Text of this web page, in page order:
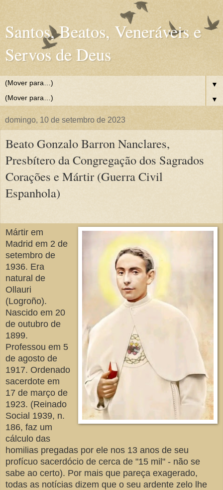
Santos, Beatos, Veneráveis e
Servos de Deus
▼
▼
domingo, 10 de setembro de 2023
Beato Gonzalo Barron Nanclares,
Presbítero da Congregação dos Sagrados
Corações e Mártir (Guerra Civil
Espanhola)
Mártir em
Madrid em 2 de
setembro de
1936. Era
natural de
Ollauri
(Logroño).
Nascido em 20
de outubro de
1899.
Professou em 5
de agosto de
1917. Ordenado
sacerdote em
17 de março de
1923. (Reinado
Social 1939, n.
186, faz um
cálculo das
homilias pregadas por ele nos 13 anos de seu
profícuo sacerdócio de cerca de "15 mil" - não se
sabe ao certo). Por mais que pareça exagerado,
todas as notícias dizem que o seu ardente zelo lhe